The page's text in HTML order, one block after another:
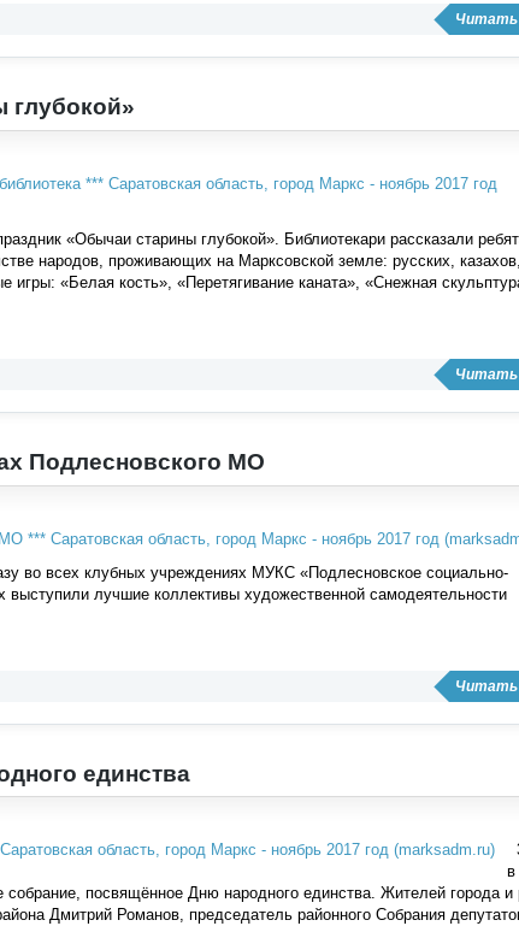
Читать
глубокой»
«Обычаи старины глубокой». Библиотекари рассказали
народов, проживающих на Марксовской земле: русских,
«Белая кость», «Перетягивание каната», «Снежная
Читать
Подлесновского МО
во всех клубных учреждениях МУКС «Подлесновское социально-
лучшие коллективы художественной самодеятельности
Читать
единства
в
посвящённое Дню народного единства. Жителей города и
Дмитрий Романов, председатель районного Собрания